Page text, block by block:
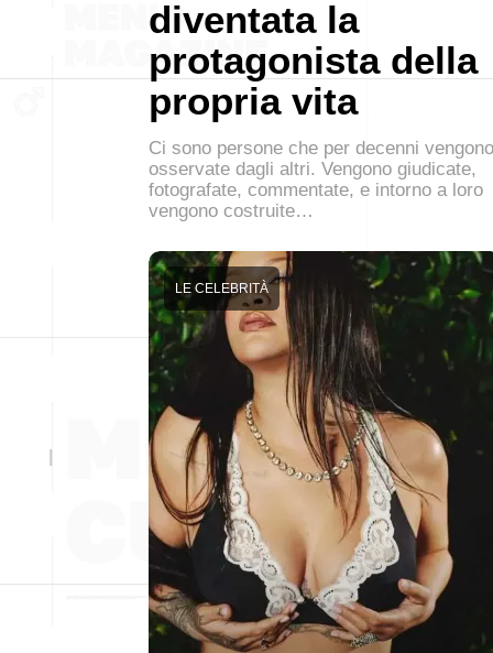
diventata la
protagonista della
propria vita
Ci sono persone che per decenni vengono
osservate dagli altri. Vengono giudicate,
fotografate, commentate, e intorno a loro
vengono costruite…
LE CELEBRITÀ